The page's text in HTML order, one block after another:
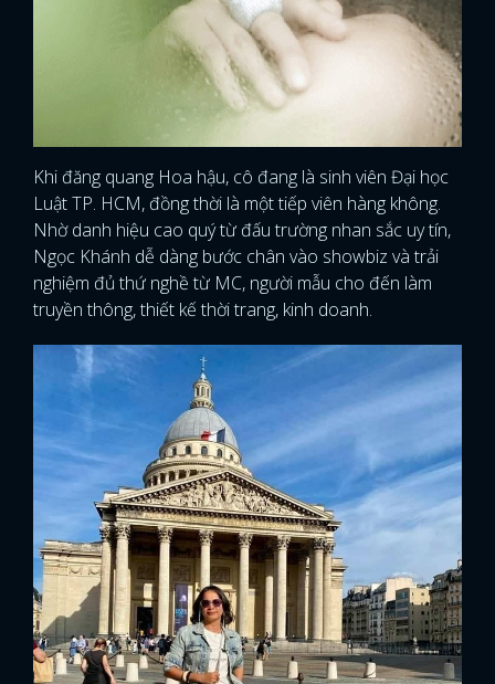
Khi đăng quang Hoa hậu, cô đang là sinh viên Đại học
Luật TP. HCM, đồng thời là một tiếp viên hàng không.
Nhờ danh hiệu cao quý từ đấu trường nhan sắc uy tín,
Ngọc Khánh dễ dàng bước chân vào showbiz và trải
nghiệm đủ thứ nghề từ MC, người mẫu cho đến làm
truyền thông, thiết kế thời trang, kinh doanh.